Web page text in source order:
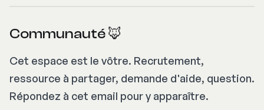
Communauté 🦊
Cet espace est le vôtre. Recrutement,
ressource à partager, demande d'aide, question.
Répondez à cet email pour y apparaître.